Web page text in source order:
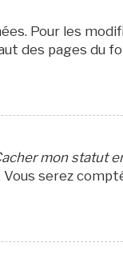
Pour les
des pages du
mon statut
serez